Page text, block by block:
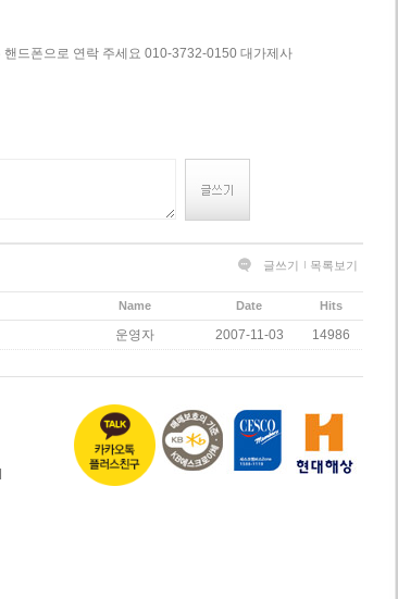
드폰으로 연락 주세요 010-3732-0150 대가제사
글쓰기 목록보기
Name Date Hits
운영자 2007-11-03 14986